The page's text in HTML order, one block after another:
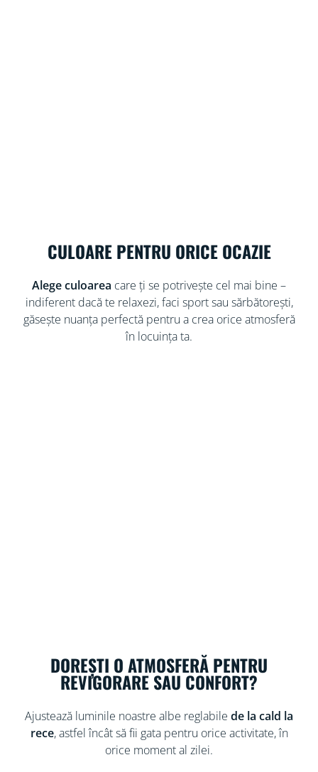
CULOARE PENTRU ORICE OCAZIE
Alege culoarea care ți se potrivește cel mai bine –
indiferent dacă te relaxezi, faci sport sau sărbătorești,
găsește nuanța perfectă pentru a crea orice atmosferă
în locuința ta.
DOREȘTI O ATMOSFERĂ PENTRU
REVIGORARE SAU CONFORT?
Ajustează luminile noastre albe reglabile de la cald la
rece, astfel încât să fii gata pentru orice activitate, în
orice moment al zilei.